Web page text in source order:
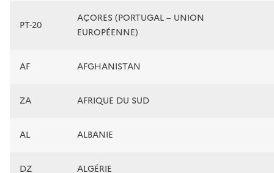
PT-20
AÇORES (PORTUGAL – UNION
EUROPÉENNE)
AF AFGHANISTAN
ZA AFRIQUE DU SUD
AL ALBANIE
DZ ALGÉRIE